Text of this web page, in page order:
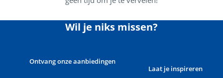
Wil je niks missen?
Ontvang onze aanbiedingen
Laat je inspireren